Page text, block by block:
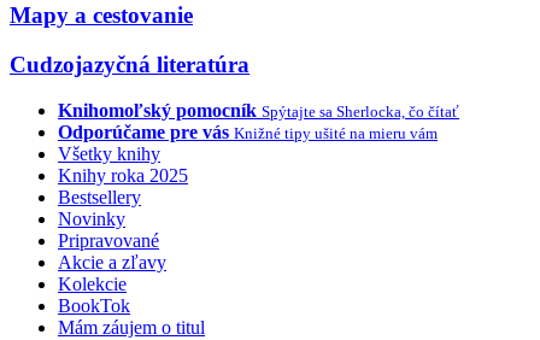
Mapy a cestovanie
Cudzojazyčná literatúra
Knihomoľský pomocník Spýtajte sa Sherlocka, čo čítať
Odporúčame pre vás Knižné tipy ušité na mieru vám
Všetky knihy
Knihy roka 2025
Bestsellery
Novinky
Pripravované
Akcie a zľavy
Kolekcie
BookTok
Mám záujem o titul